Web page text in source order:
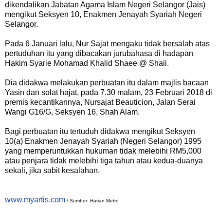
dikendalikan Jabatan Agama Islam Negeri Selangor (Jais)
mengikut Seksyen 10, Enakmen Jenayah Syariah Negeri
Selangor.
Pada 6 Januari lalu, Nur Sajat mengaku tidak bersalah atas
pertuduhan itu yang dibacakan jurubahasa di hadapan
Hakim Syarie Mohamad Khalid Shaee @ Shaii.
Dia didakwa melakukan perbuatan itu dalam majlis bacaan
Yasin dan solat hajat, pada 7.30 malam, 23 Februari 2018 di
premis kecantikannya, Nursajat Beauticion, Jalan Serai
Wangi G16/G, Seksyen 16, Shah Alam.
Bagi perbuatan itu tertuduh didakwa mengikut Seksyen
10(a) Enakmen Jenayah Syariah (Negeri Selangor) 1995
yang memperuntukkan hukuman tidak melebihi RM5,000
atau penjara tidak melebihi tiga tahun atau kedua-duanya
sekali, jika sabit kesalahan.
www.myartis.com / Sumber: Harian Metro